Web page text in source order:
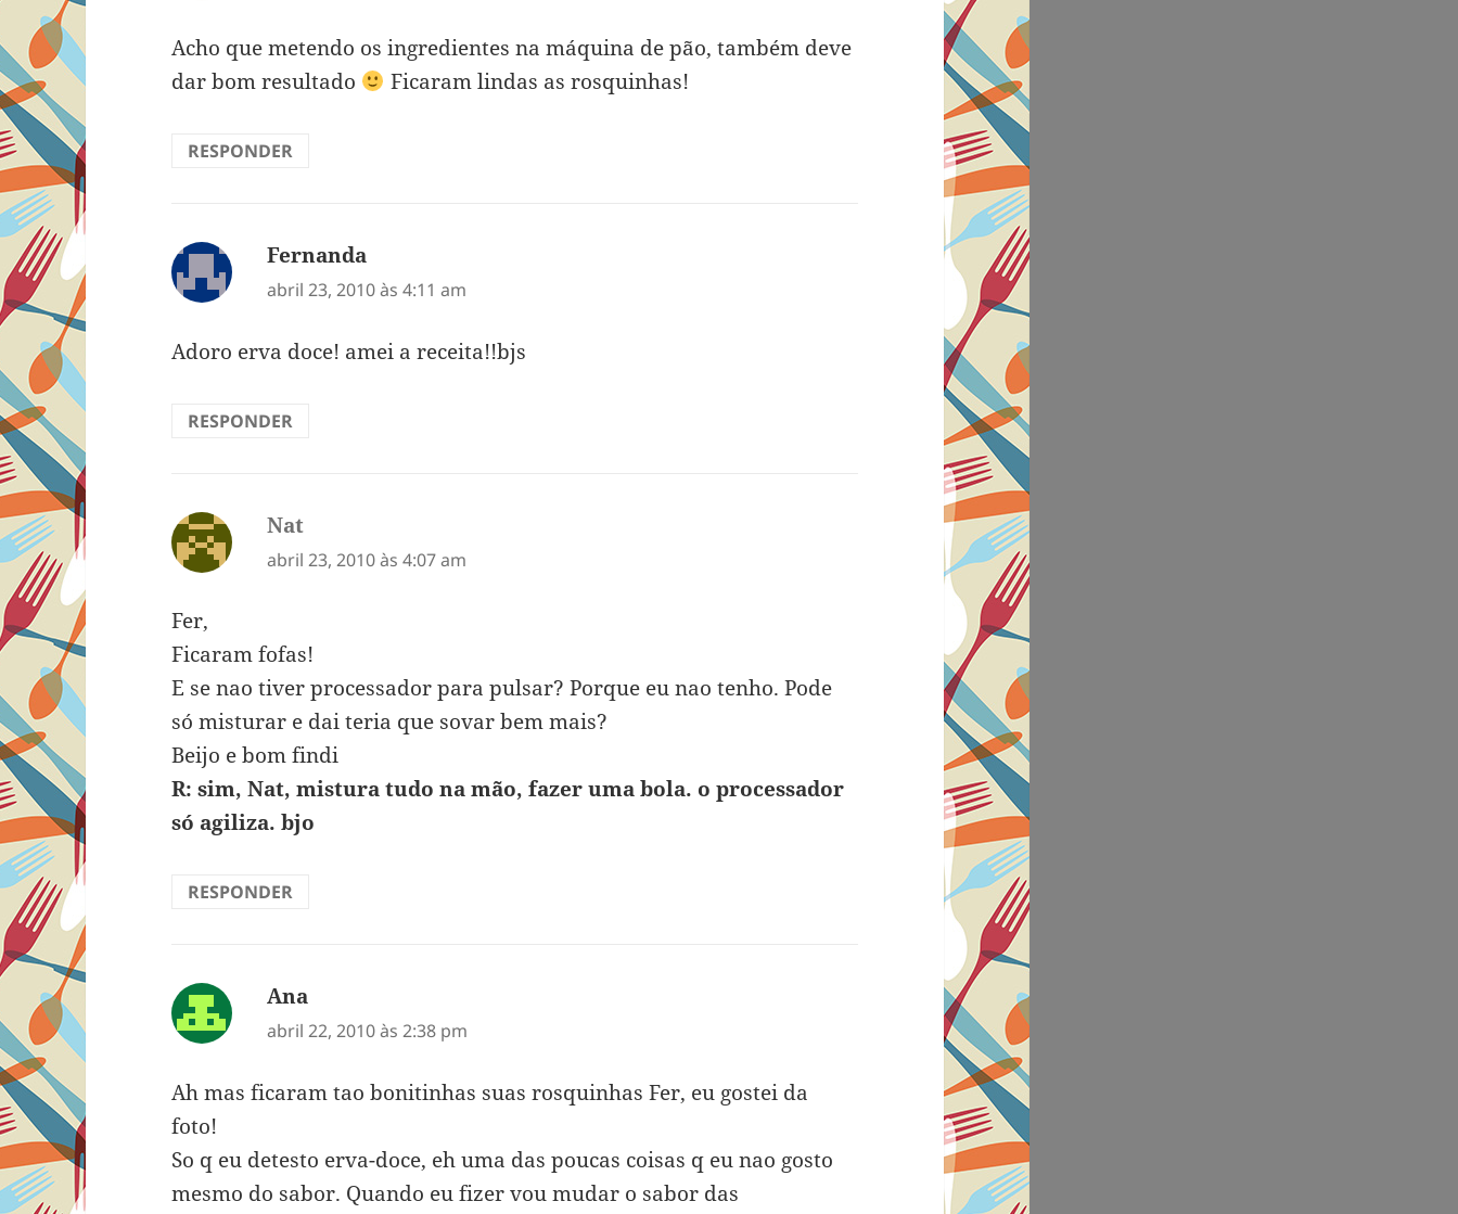
Acho que metendo os ingredientes na máquina de pão, também deve
dar bom resultado
Ficaram lindas as rosquinhas!
RESPONDER
Fernanda
abril 23, 2010 às 4:11 am
Adoro erva doce! amei a receita!!bjs
RESPONDER
Nat
abril 23, 2010 às 4:07 am
Fer,
Ficaram fofas!
E se nao tiver processador para pulsar? Porque eu nao tenho. Pode
só misturar e dai teria que sovar bem mais?
Beijo e bom findi
R: sim, Nat, mistura tudo na mão, fazer uma bola. o processador
só agiliza. bjo
RESPONDER
Ana
abril 22, 2010 às 2:38 pm
Ah mas ficaram tao bonitinhas suas rosquinhas Fer, eu gostei da
foto!
So q eu detesto erva-doce, eh uma das poucas coisas q eu nao gosto
mesmo do sabor. Quando eu fizer vou mudar o sabor das